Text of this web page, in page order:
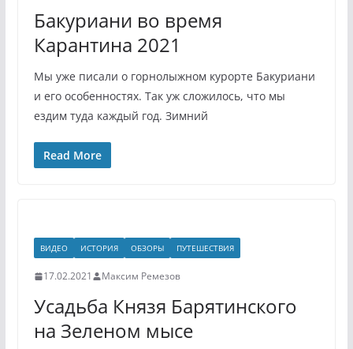
Бакуриани во время
Карантина 2021
Мы уже писали о горнолыжном курорте Бакуриани
и его особенностях. Так уж сложилось, что мы
ездим туда каждый год. Зимний
Read More
ВИДЕО ИСТОРИЯ ОБЗОРЫ ПУТЕШЕСТВИЯ
17.02.2021 Максим Ремезов
Усадьба Князя Барятинского
на Зеленом мысе